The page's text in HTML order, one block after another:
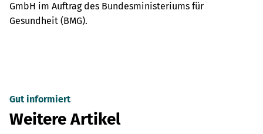
GmbH im Auftrag des Bundesministeriums für
Gesundheit (BMG).
Gut informiert
Weitere Artikel